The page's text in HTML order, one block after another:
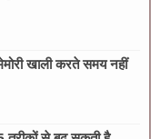
खाली करते समय नहीं